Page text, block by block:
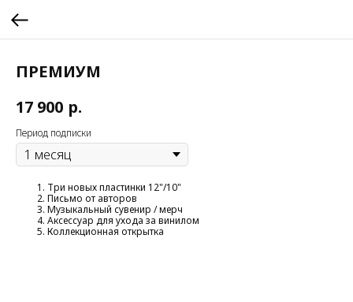
ПРЕМИУМ
17 900 р.
Период подписки
Три новых пластинки 12"/10"
Письмо от авторов
Музыкальный сувенир / мерч
Аксессуар для ухода за винилом
Коллекционная открытка